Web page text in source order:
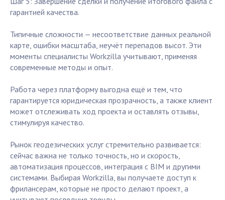
гарантией качества.
Типичные сложности — несоответствие данных реальной
карте, ошибки масштаба, неучёт перепадов высот. Эти
моменты специалисты Workzilla учитывают, применяя
современные методы и опыт.
Работа через платформу выгодна ещё и тем, что
гарантируется юридическая прозрачность, а также клиент
может отслеживать ход проекта и оставлять отзывы,
стимулируя качество.
Рынок геодезических услуг стремительно развивается:
сейчас важна не только точность, но и скорость,
автоматизация процессов, интеграция с BIM и другими
системами. Выбирая Workzilla, вы получаете доступ к
фрилансерам, которые не просто делают проект, а